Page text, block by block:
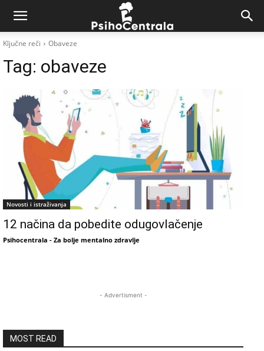
Ključne reči Obaveze
Tag: obaveze
Novosti i istraživanja
12 načina da pobedite odugovlačenje
Psihocentrala - Za bolje mentalno zdravlje
- Advertisment -
MOST READ